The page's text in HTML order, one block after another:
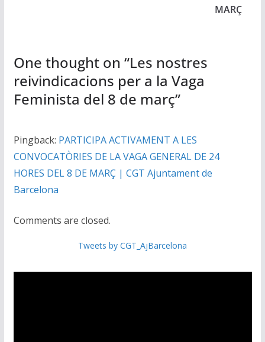
MARÇ
One thought on “Les nostres
reivindicacions per a la Vaga
Feminista del 8 de març”
Pingback: PARTICIPA ACTIVAMENT A LES
CONVOCATÒRIES DE LA VAGA GENERAL DE 24
HORES DEL 8 DE MARÇ | CGT Ajuntament de
Barcelona
Comments are closed.
Tweets by CGT_AjBarcelona